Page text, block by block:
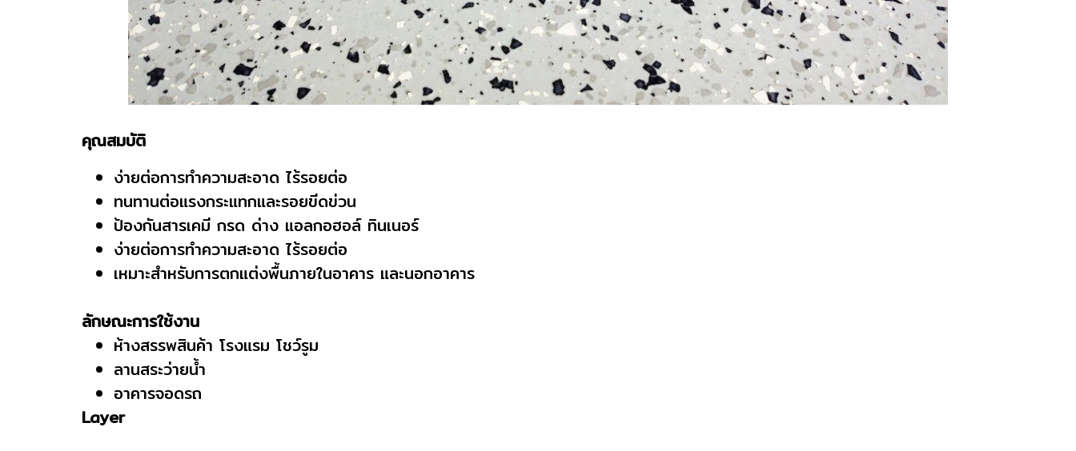
คุณสมบัติ
ง่ายต่อการทำความสะอาด ไร้รอยต่อ
ทนทานต่อแรงกระแทกและรอยขีดข่วน
ป้องกันสารเคมี กรด ด่าง แอลกอฮอล์ ทินเนอร์
ง่ายต่อการทำความสะอาด ไร้รอยต่อ
เหมาะสำหรับการตกแต่งพื้นภายในอาคาร และนอกอาคาร
ลักษณะการใช้งาน
ห้างสรรพสินค้า โรงแรม โชว์รูม
ลานสระว่ายน้ำ
อาคารจอดรถ
Layer